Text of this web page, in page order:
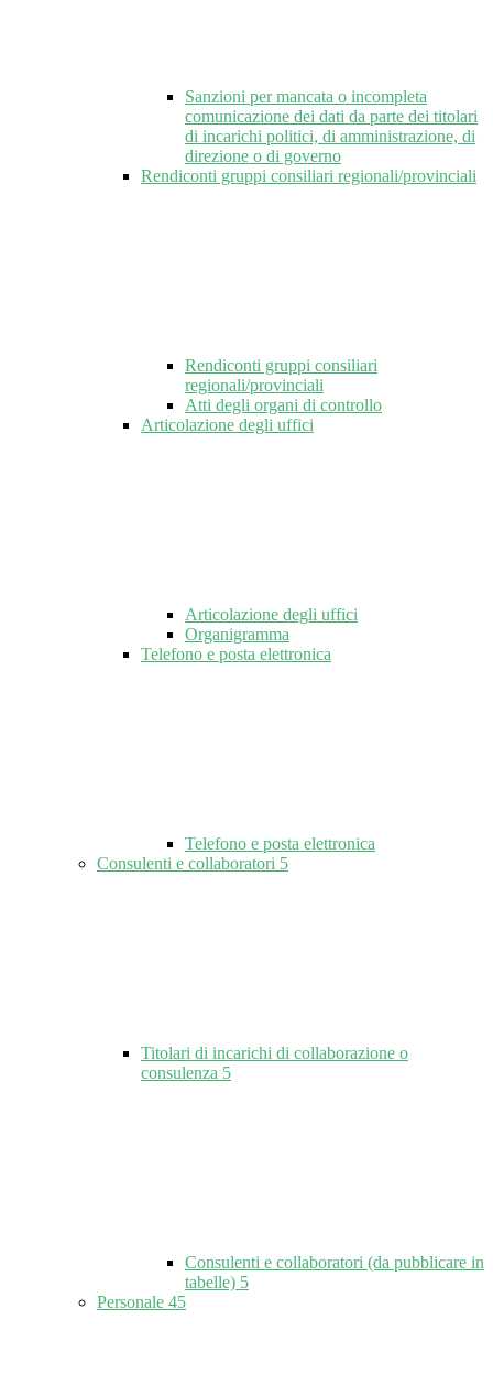
Sanzioni per mancata o incompleta
comunicazione dei dati da parte dei titolari
di incarichi politici, di amministrazione, di
direzione o di governo
Rendiconti gruppi consiliari regionali/provinciali
Rendiconti gruppi consiliari
regionali/provinciali
Atti degli organi di controllo
Articolazione degli uffici
Articolazione degli uffici
Organigramma
Telefono e posta elettronica
Telefono e posta elettronica
Consulenti e collaboratori 5
Titolari di incarichi di collaborazione o
consulenza 5
Consulenti e collaboratori (da pubblicare in
tabelle) 5
Personale 45